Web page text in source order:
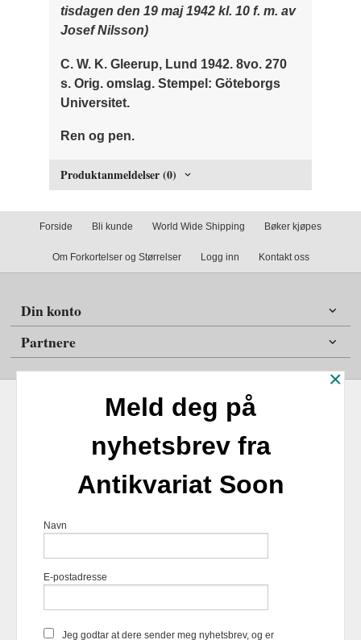
tisdagen den 19 maj 1942 kl. 10 f. m. av
Josef Nilsson)
C. W. K. Gleerup, Lund 1942. 8vo. 270
s. Orig. omslag. Stempel: Göteborgs
Universitet.
Ren og pen.
Produktanmeldelser (0)
Forside Bli kunde World Wide Shipping Bøker kjøpes
Om Forkortelser og Størrelser Logg inn Kontakt oss
Din konto
Partnere
Kjøpsbetingelser Sikkerhet og personvern
Nyhetsbrev
98254859- Foretaksregisteret 924817518
du får en bedre kjøpsopplevelse og
bruker cookies hovedsaklig til å
×
Meld deg på
nyhetsbrev fra
Antikvariat Soon
Navn
E-postadresse
Jeg godtar at dere sender meg nyhetsbrev, og er